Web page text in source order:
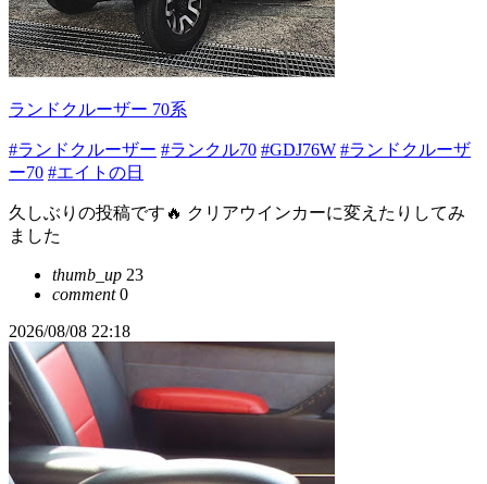
ランドクルーザー 70系
#ランドクルーザー #ランクル70 #GDJ76W #ランドクルーザ
ー70 #エイトの日
久しぶりの投稿です🔥 クリアウインカーに変えたりしてみ
ました
thumb_up 23
comment0
2026/08/08 22:18